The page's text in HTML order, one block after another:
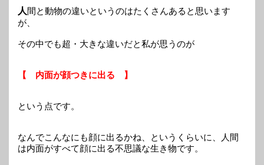
人間と動物の違いというのはたくさんあると思います
が、
その中でも超・大きな違いだと私が思うのが
【 内面が顔つきに出る 】
という点です。
なんでこんなにも顔に出るかね、というくらいに、人間
は内面がすべて顔に出る不思議な生き物です。